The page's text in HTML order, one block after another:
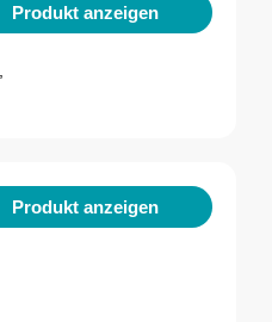
Produkt anzeigen
Produkt anzeigen